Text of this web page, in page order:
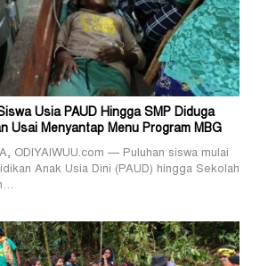
Usia PAUD Hingga SMP Diduga
Usai Menyantap Menu Program MBG
ODIYAIWUU.com — Puluhan siswa mulai
Anak Usia Dini (PAUD) hingga Sekolah